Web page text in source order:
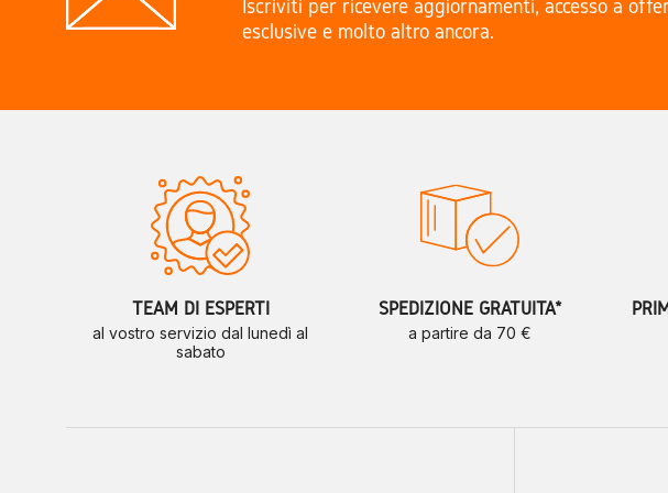
Iscriviti per ricevere aggiornamenti, accesso a
esclusive e molto altro ancora.
TEAM DI ESPERTI
al vostro servizio dal lunedì al
sabato
SPEDIZIONE GRATUITA*
a partire da 70 €